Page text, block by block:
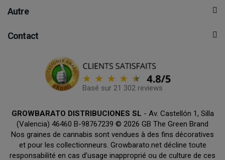
Autre
Contact
Basé sur 21 302 reviews
GROWBARATO DISTRIBUCIONES SL - Av. Castellón 1, Silla
(Valencia) 46460 B-98767239 © 2026 GB The Green Brand
Nos graines de cannabis sont vendues à des fins décoratives
et pour les collectionneurs. Growbarato.net décline toute
responsabilité en cas d’usage inapproprié ou de culture de ces